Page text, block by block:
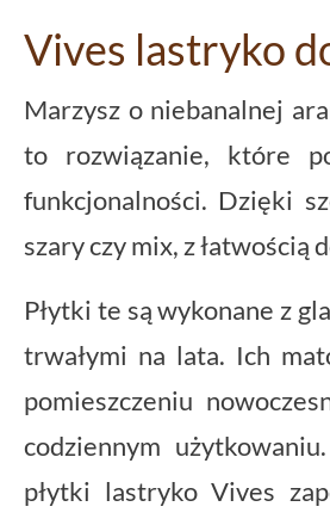
Vives lastryko
Marzysz o niebanalnej
to rozwiązanie, które
funkcjonalności. Dzięki
szary czy mix, z łatwością
Płytki te są wykonane z
trwałymi na lata. Ich
pomieszczeniu
codziennym
płytki lastryko Vives